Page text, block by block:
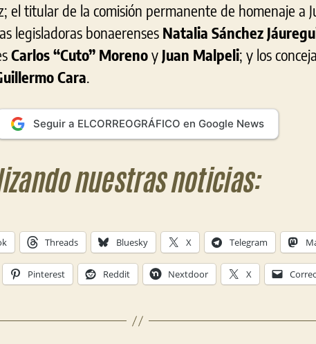
el titular de la comisión permanente de homenaje a
legisladoras bonaerenses Natalia Sánchez
Carlos “Cuto” Morenoy Juan Malpeli; y los
Cara.
Seguir a ELCORREOGRÁFICO en Google News
nuestras noticias:
Threads Bluesky X Telegram
Pinterest Reddit Nextdoor X